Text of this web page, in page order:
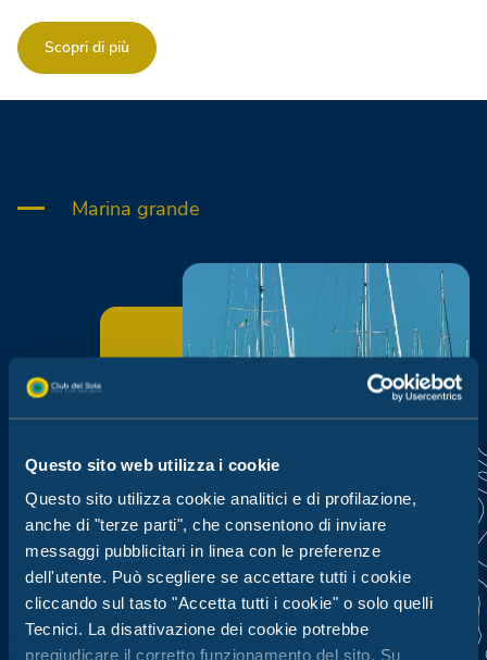
Questo sito web utilizza i cookie
Questo sito utilizza cookie analitici e di profilazione,
anche di "terze parti", che consentono di inviare
messaggi pubblicitari in linea con le preferenze
dell'utente. Può scegliere se accettare tutti i cookie
cliccando sul tasto "Accetta tutti i cookie" o solo quelli
Tecnici. La disattivazione dei cookie potrebbe
pregiudicare il corretto funzionamento del sito. Su
Scopri di più
Marina grande
Allacciamento ad acqua e corrente